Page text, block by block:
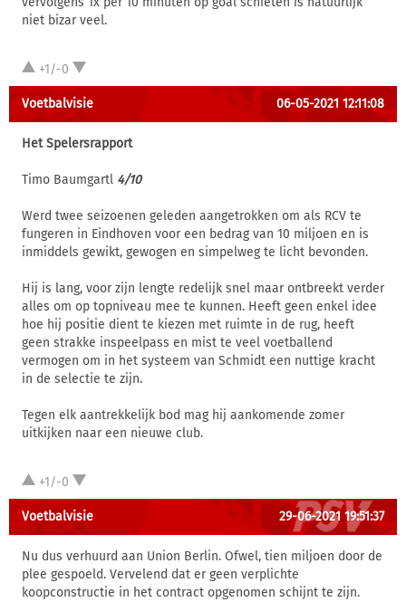
niet bizar veel.
+1/-0
Voetbalvisie 06-05-2021 12:11:08
Het Spelersrapport
Timo Baumgartl 4/10
Werd twee seizoenen geleden aangetrokken om als RCV te
fungeren in Eindhoven voor een bedrag van 10 miljoen en is
inmiddels gewikt, gewogen en simpelweg te licht bevonden.
Hij is lang, voor zijn lengte redelijk snel maar ontbreekt verder
alles om op topniveau mee te kunnen. Heeft geen enkel idee
hoe hij positie dient te kiezen met ruimte in de rug, heeft
geen strakke inspeelpass en mist te veel voetballend
vermogen om in het systeem van Schmidt een nuttige kracht
in de selectie te zijn.
Tegen elk aantrekkelijk bod mag hij aankomende zomer
uitkijken naar een nieuwe club.
+1/-0
Voetbalvisie 29-06-2021 19:51:37
Nu dus verhuurd aan Union Berlin. Ofwel, tien miljoen door de
plee gespoeld. Vervelend dat er geen verplichte
koopconstructie in het contract opgenomen schijnt te zijn.